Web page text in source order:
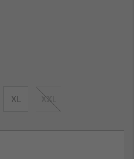
XL XXL